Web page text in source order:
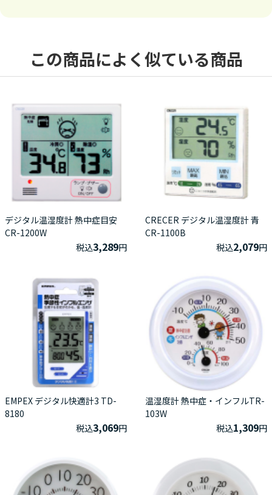
この商品によく似ている商品
デジタル温湿度計 熱中症目安
CR-1200W
税込3,289円
CRECER デジタル温湿度計 青
CR-1100B
税込2,079円
EMPEX デジタル快適計3 TD-
8180
税込3,069円
温湿度計 熱中症・インフルTR-
103W
税込1,309円